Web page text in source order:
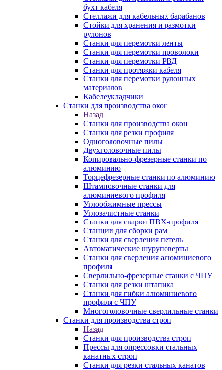
бухт кабеля
Стеллажи для кабельных барабанов
Стойки для хранения и размотки
рулонов
Станки для перемотки ленты
Станки для перемотки проволоки
Станки для перемотки РВД
Станки для протяжки кабеля
Станки для перемотки рулонных
материалов
Кабелеукладчики
Станки для производства окон
Назад
Станки для производства окон
Станки для резки профиля
Одноголовочные пилы
Двухголовочные пилы
Копировально-фрезерные станки по
алюминию
Торцефрезерные станки по алюминию
Штамповочные станки для
алюминиевого профиля
Углообжимные прессы
Углозачистные станки
Станки для сварки ПВХ-профиля
Станции для сборки рам
Станки для сверления петель
Автоматические шуруповерты
Станки для сверления алюминиевого
профиля
Сверлильно-фрезерные станки с ЧПУ
Станки для резки штапика
Станки для гибки алюминиевого
профиля с ЧПУ
Многоголовочные сверлильные станки
Станки для производства строп
Назад
Станки для производства строп
Прессы для опрессовки стальных
канатных строп
Станки для резки стальных канатов